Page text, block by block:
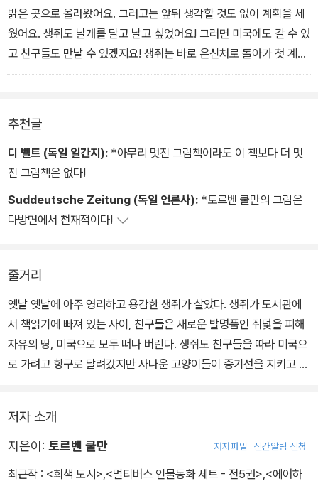
밝은 곳으로 올라왔어요. 그러고는 앞뒤 생각할 것도 없이 계획을 세
웠어요. 생쥐도 날개를 달고 날고 싶었어요! 그러면 미국에도 갈 수 있
고 친구들도 만날 수 있겠지요! 생쥐는 바로 은신처로 돌아가 첫 계획
을 실행했어요. 우선 나무토막과 신문지 조각, 끈, 접착제를 모았어요.
추천글
디 벨트 (독일 일간지): *아무리 멋진 그림책이라도 이 책보다 더 멋
진 그림책은 없다!
Suddeutsche Zeitung (독일 언론사): *토르벤 쿨만의 그림은
다방면에서 천재적이다!
줄거리
옛날 옛날에 아주 영리하고 용감한 생쥐가 살았다. 생쥐가 도서관에
서 책읽기에 빠져 있는 사이, 친구들은 새로운 발명품인 쥐덫을 피해
자유의 땅, 미국으로 모두 떠나 버린다. 생쥐도 친구들을 따라 미국으
로 가려고 항구로 달려갔지만 사나운 고양이들이 증기선을 지키고 있
서양을 횡단해야만 한다.
저자 소개
지은이: 토르벤 쿨만 저자파일 신간알림 신청
최근작 : <회색 도시>,<멀티버스 인물동화 세트 - 전5권>,<에어하